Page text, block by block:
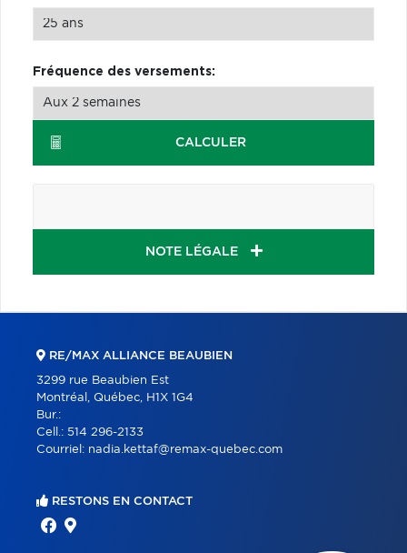
Fréquence des versements:
CALCULER
NOTE LÉGALE
RE/MAX ALLIANCE BEAUBIEN
3299 rue Beaubien Est
Montréal, Québec, H1X 1G4
Bur.:
Cell.: 514 296-2133
Courriel: nadia.kettaf@remax-quebec.com
RESTONS EN CONTACT